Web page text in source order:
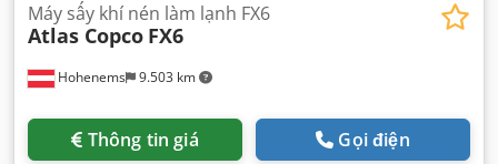
Hohenems 9.503 km
Máy sấy khí nén làm lạnh FX6
Atlas Copco FX6
Thông tin giá Gọi điện